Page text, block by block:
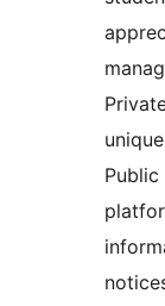
Public